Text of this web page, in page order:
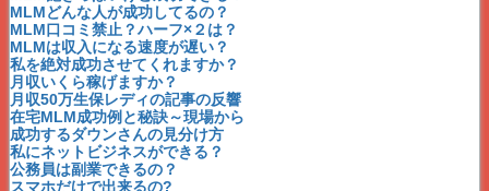
回帰水のグリーンプラネット
すいか石鹸のニナファーム
トータス『さしすせっと』
三和の還元粋で水素水が
急成長したスターライズ
ジャパンローヤルゼリー蜂蜜
日健総本社 約40年の歴史
ネイチャーケアジャパン
イオン化粧品ミスユニバース
アイスターのバラエティ製品
プロティオスは女性社長
MLMどんな人が成功してるの？
MLM口コミ禁止？ハーフ×２は？
MLMは収入になる速度が遅い？
私を絶対成功させてくれますか？
月収いくら稼げますか？
月収50万生保レディの記事の反響
在宅MLM成功例と秘訣～現場から
成功するダウンさんの見分け方
私にネットビジネスができる？
公務員は副業できるの？
スマホだけで出来るの?